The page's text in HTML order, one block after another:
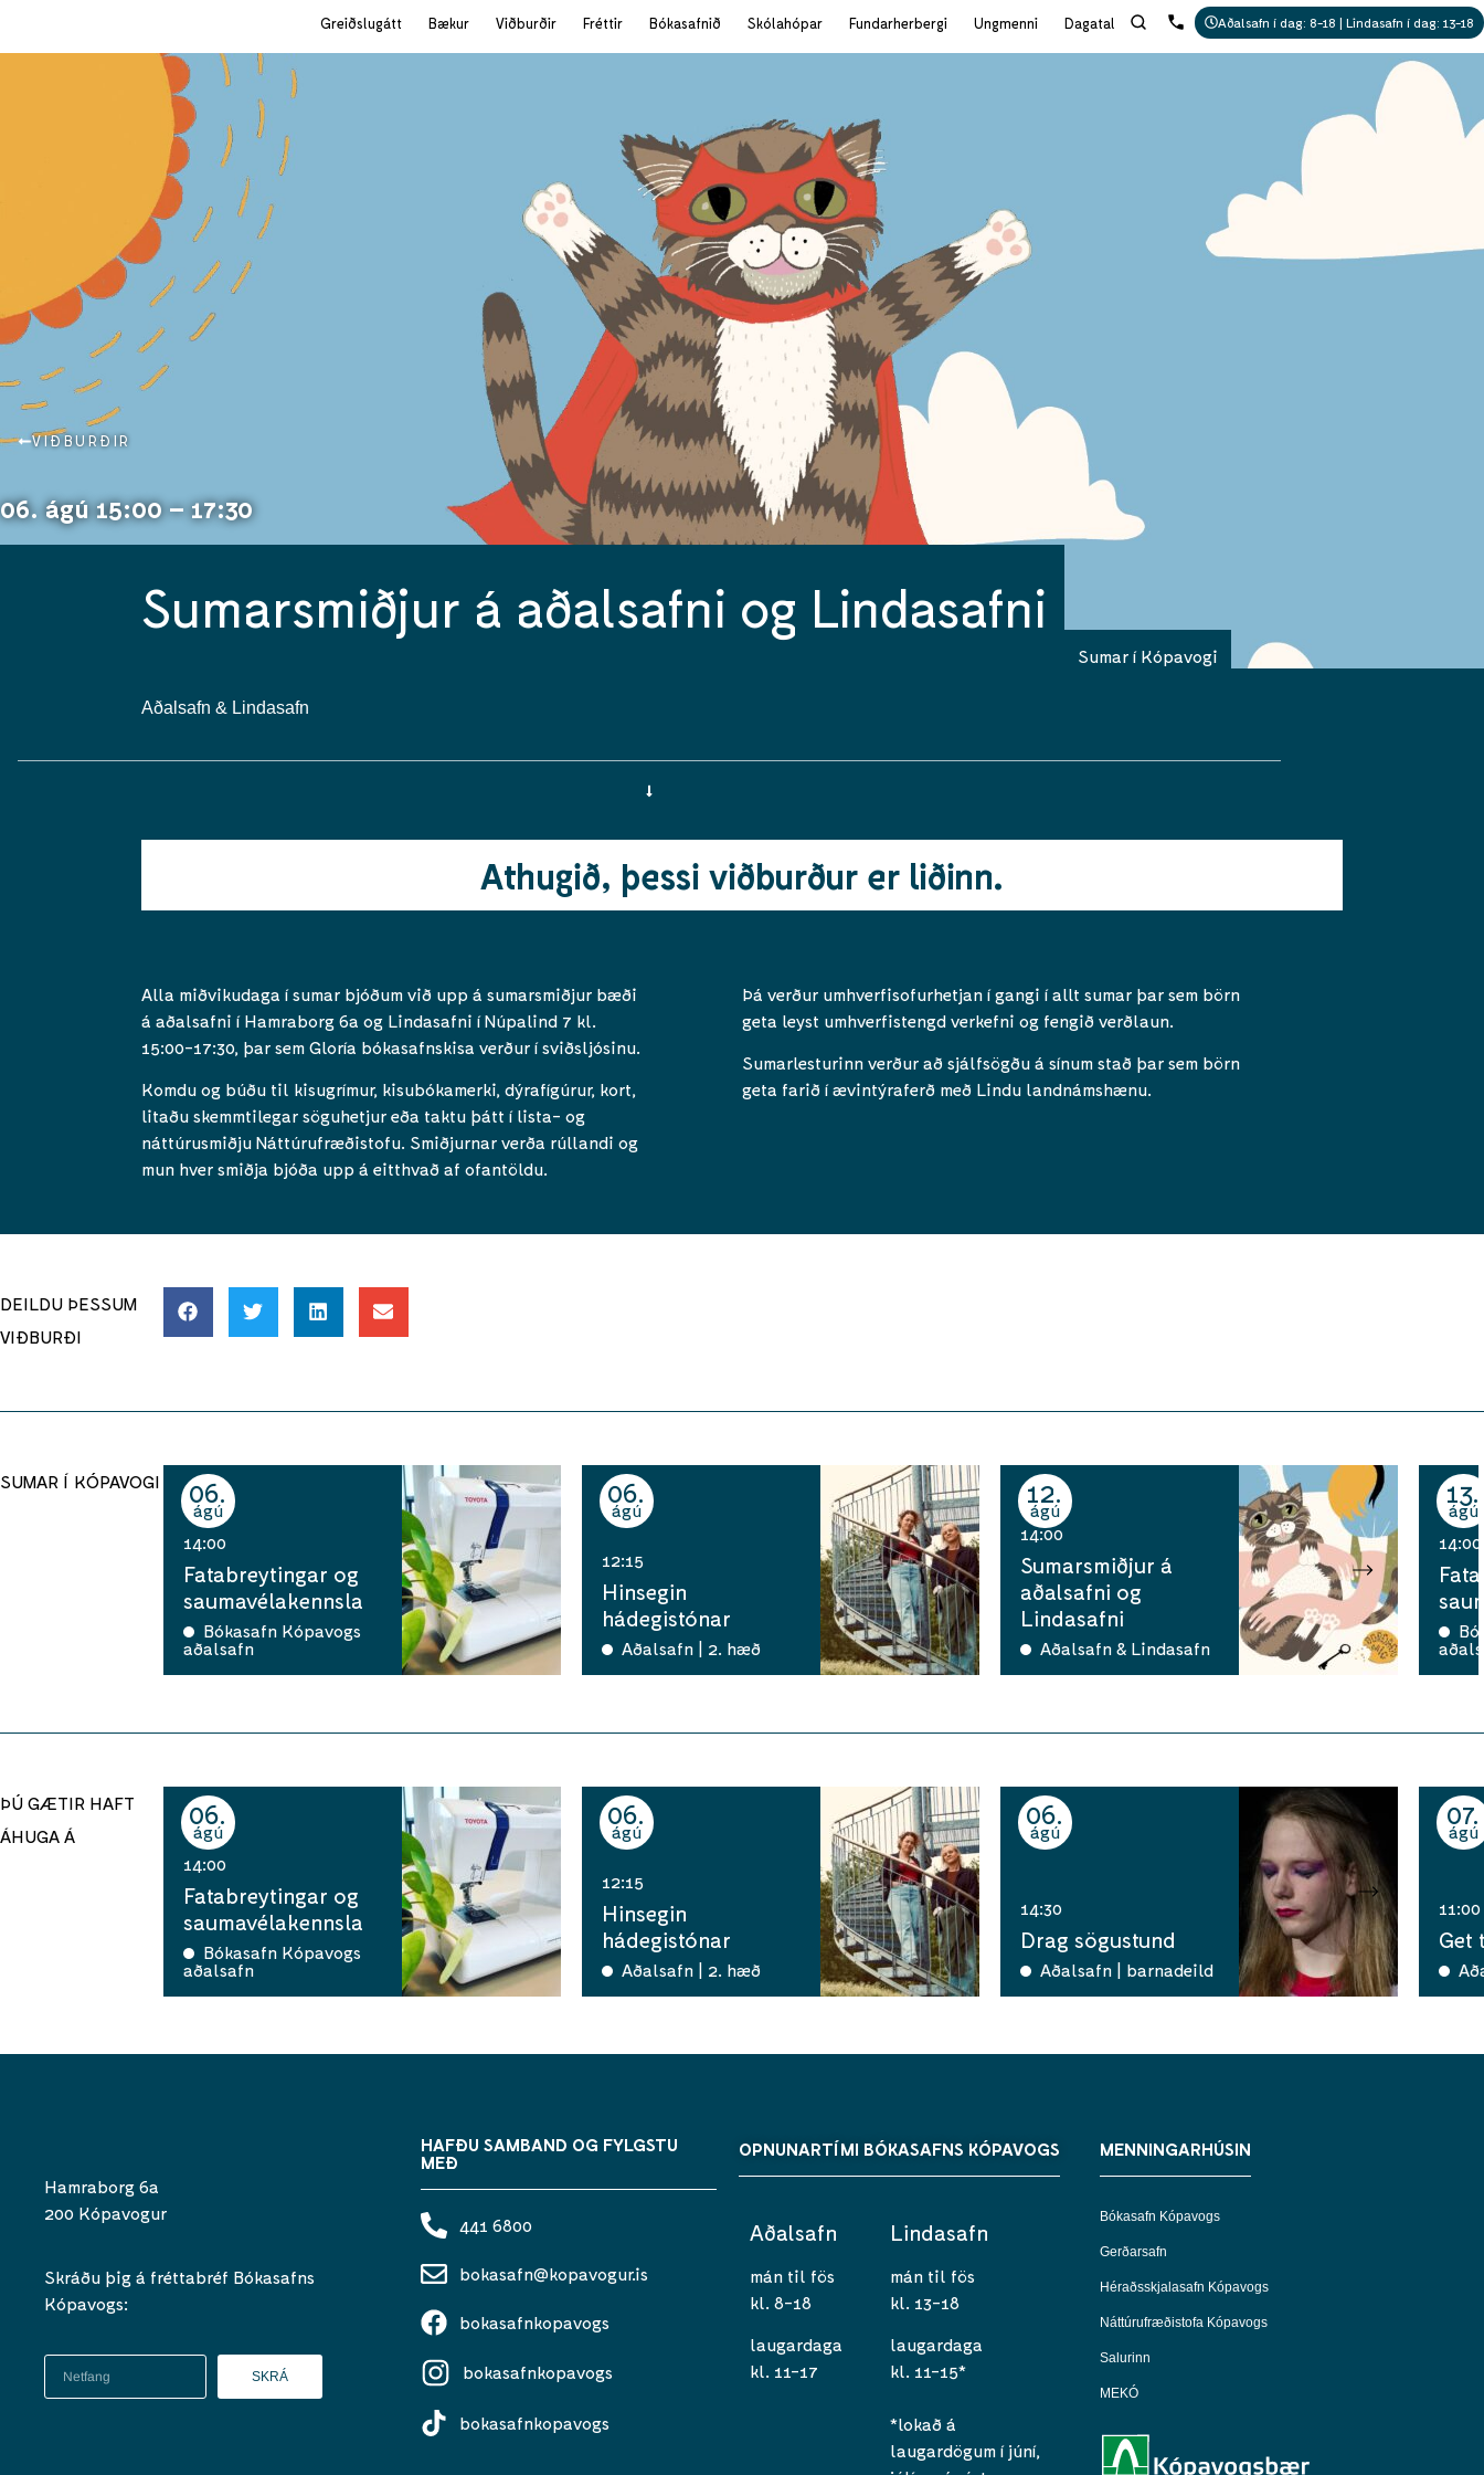
Greiðslugátt Bækur Viðburðir Fréttir Bókasafnið Skólahópar Fundarherbergi Ungmenni Dagatal Aðalsafn í dag: 8-18 | Lindasafn í dag: 13-18
VIÐBURÐIR
06. ágú 15:00 – 17:30
Sumarsmiðjur á aðalsafni og Lindasafni
Sumar í Kópavogi
Aðalsafn & Lindasafn
Athugið, þessi viðburður er liðinn.
Alla miðvikudaga í sumar bjóðum við upp á sumarsmiðjur bæði
á aðalsafni í Hamraborg 6a og Lindasafni í Núpalind 7 kl.
15:00-17:30, þar sem Gloría bókasafnskisa verður í sviðsljósinu.
Komdu og búðu til kisugrímur, kisubókamerki, dýrafígúrur, kort,
litaðu skemmtilegar söguhetjur eða taktu þátt í lista- og
náttúrusmiðju Náttúrufræðistofu. Smiðjurnar verða rúllandi og
mun hver smiðja bjóða upp á eitthvað af ofantöldu.
Þá verður umhverfisofurhetjan í gangi í allt sumar þar sem börn
geta leyst umhverfistengd verkefni og fengið verðlaun.
Sumarlesturinn verður að sjálfsögðu á sínum stað þar sem börn
geta farið í ævintýraferð með Lindu landnámshænu.
DEILDU ÞESSUM
VIÐBURÐI
SUMAR Í KÓPAVOGI 06
ágú
14:00
Fatabreytingar og
saumavélakennsla
Bókasafn Kópavogs
aðalsafn
06
ágú
12:15
Hinsegin
hádegistónar
Aðalsafn | 2. hæð
12
ágú
14:00
Sumarsmiðjur á
aðalsafni og
Lindasafni
Aðalsafn & Lindasafn
13
ágú
14:00
ÞÚ GÆTIR HAFT
ÁHUGA Á
06
ágú
14:00
Fatabreytingar og
saumavélakennsla
Bókasafn Kópavogs
aðalsafn
06
ágú
12:15
Hinsegin
hádegistónar
Aðalsafn | 2. hæð
06
ágú
14:30
Drag sögustund
Aðalsafn | barnadeild
07
ágú
11:00
Get
Hamraborg 6a
200 Kópavogur
Skráðu þig á fréttabréf Bókasafns
Kópavogs:
SKRÁ
HAFÐU SAMBAND OG FYLGSTU
MEÐ
441 6800
bokasafn@kopavogur.is
bokasafnkopavogs
bokasafnkopavogs
bokasafnkopavogs
OPNUNARTÍMI BÓKASAFNS KÓPAVOGS
Aðalsafn
mán til fös
kl. 8-18
laugardaga
kl. 11-17
Lindasafn
mán til fös
kl. 13-18
laugardaga
kl. 11-15*
*lokað á
laugardögum í júní,
MENNINGARHÚSIN
Bókasafn Kópavogs
Gerðarsafn
Héraðsskjalasafn Kópavogs
Náttúrufræðistofa Kópavogs
Salurinn
MEKÓ